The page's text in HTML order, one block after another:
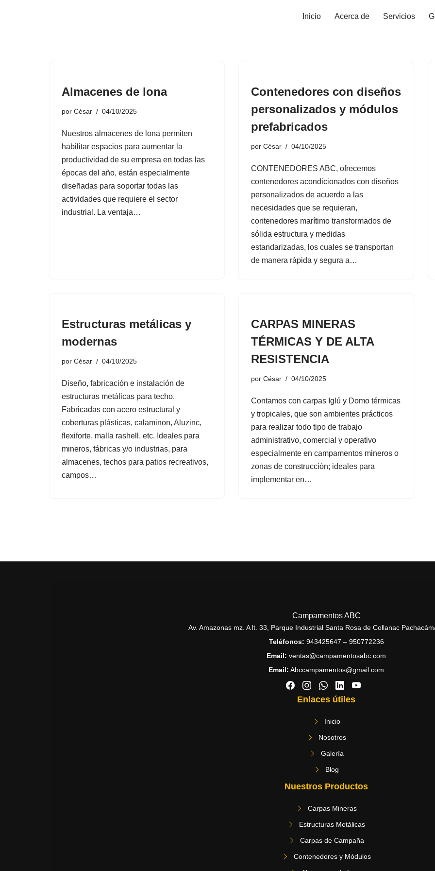
Inicio Acerca de Servicios
Almacenes de lona
por César 04/10/2025
Nuestros almacenes de lona permiten
habilitar espacios para aumentar la
productividad de su empresa en todas las
épocas del año, están especialmente
diseñadas para soportar todas las
actividades que requiere el sector
industrial. La ventaja…
Contenedores con diseños
personalizados y módulos
prefabricados
por César 04/10/2025
CONTENEDORES ABC, ofrecemos
contenedores acondicionados con diseños
personalizados de acuerdo a las
necesidades que se requieran,
contenedores marítimo transformados de
sólida estructura y medidas
estandarizadas, los cuales se transportan
de manera rápida y segura a…
Estructuras metálicas y
modernas
por César 04/10/2025
Diseño, fabricación e instalación de
estructuras metálicas para techo.
Fabricadas con acero estructural y
coberturas plásticas, calaminon, Aluzinc,
flexiforte, malla rashell, etc. Ideales para
mineros, fábricas y/o industrias, para
almacenes, techos para patios recreativos,
campos…
CARPAS MINERAS
TÉRMICAS Y DE ALTA
RESISTENCIA
por César 04/10/2025
Contamos con carpas Iglú y Domo térmicas
y tropicales, que son ambientes prácticos
para realizar todo tipo de trabajo
administrativo, comercial y operativo
especialmente en campamentos mineros o
zonas de construcción; ideales para
implementar en…
Campamentos ABC
Av. Amazonas mz. A lt. 33, Parque Industrial Santa Rosa de Collanac
Teléfonos: 943425647 – 950772236
Email: ventas@campamentosabc.com
Email: Abccampamentos@gmail.com
Enlaces útiles
Inicio
Nosotros
Galería
Blog
Nuestros Productos
Carpas Mineras
Estructuras Metálicas
Carpas de Campaña
Contenedores y Módulos